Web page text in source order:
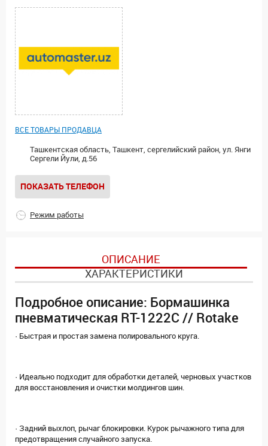
ВСЕ ТОВАРЫ ПРОДАВЦА
Ташкентская область, Ташкент, сергелийский район, ул. Янги
Сергели Йули, д.56
ПОКАЗАТЬ ТЕЛЕФОН
Режим работы
ОПИСАНИЕ
ХАРАКТЕРИСТИКИ
Подробное описание: Бормашинка
пневматическая RT-1222C // Rotake
· Быстрая и простая замена полировального круга.
· Идеально подходит для обработки деталей, черновых участков
для восстановления и очистки молдингов шин.
· Задний выхлоп, рычаг блокировки. Курок рычажного типа для
предотвращения случайного запуска.